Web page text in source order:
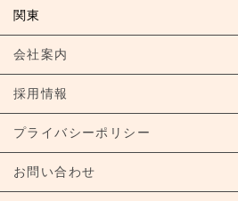
関東
会社案内
採用情報
プライバシーポリシー
お問い合わせ